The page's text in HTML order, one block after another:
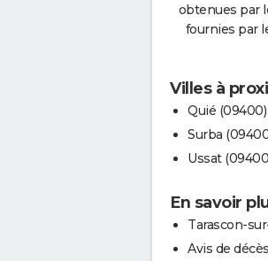
obtenues par
fournies par
Villes à
Quié (09400)
Surba
Ussat
En savoir
Tarascon-
Avis de